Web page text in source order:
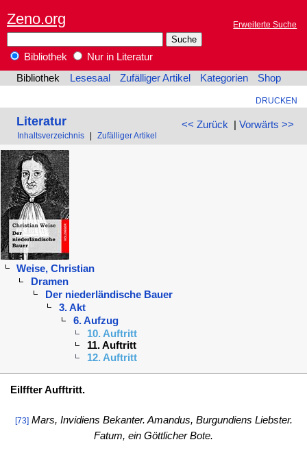
Zeno.org Erweiterte Suche
Bibliothek
Nur in Literatur
Bibliothek
Lesesaal Zufälliger Artikel Kategorien Shop
DRUCKEN
<< Zurück | Vorwärts >>
Literatur
Inhaltsverzeichnis Zufälliger Artikel
Weise, Christian
Dramen
Der niederländische Bauer
3. Akt
6. Aufzug
10. Auftritt
11. Auftritt
12. Auftritt
Eilffter Aufftritt.
[73] Mars, Invidiens Bekanter. Amandus, Burgundiens Liebster.
Fatum, ein Göttlicher Bote.